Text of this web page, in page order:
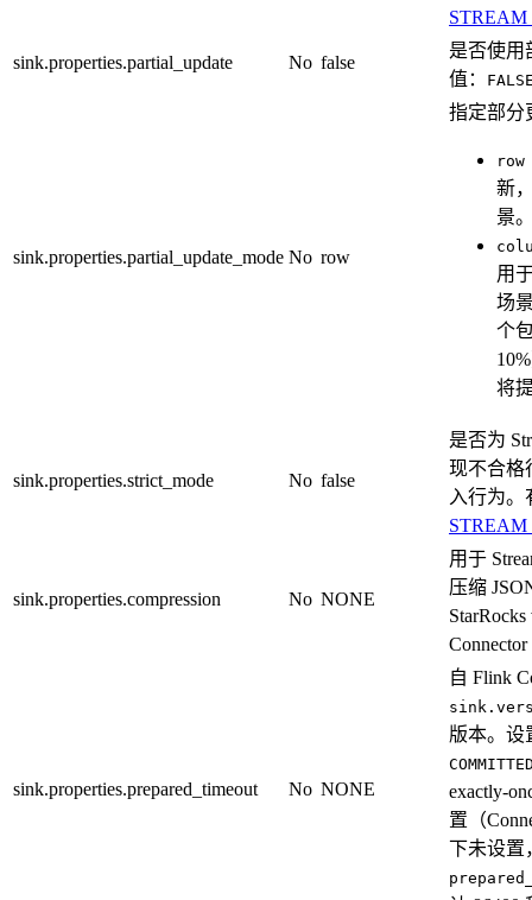
sink.properties.partial_update No false
是否使用
值：
sink.properties.partial_update_mode No row
指定部分
row
新
景
用
场
个
将
sink.properties.strict_mode No false
是否为
现不合格
入行为
sink.properties.compression No NONE
用于
压缩
sink.properties.prepared_timeout No NONE
自 Flink
版本。设
exactly-
置（
下未设置